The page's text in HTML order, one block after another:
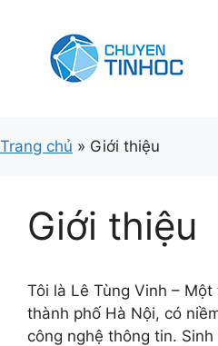
Trang chủ » Giới thiệu
Giới thiệu
Tôi là Lê Tùng Vinh –
thành phố Hà Nội, có
công nghệ thông tin.